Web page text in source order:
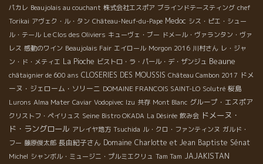
パカレ Beaujolais au couchant 株式会社エスポア ブラインドテースティング chef
Torikai アヴェク・ル・タン Château-Neuf-du-Pape Medoc シス・ピエ・シュー
ル・テール Le Clos des Oliviers キューヴェ・ブー ドメール・ヴァランタン・ヴァ
レス 感動のワイン Beaujolais Fair エイロール Morgon 2016 川村さん レ・ジャ
ン・ド・メティエ La Pioche ビストロ・ラ・パール・デ・ザンジュ Beaune
châtaignier de 600 ans CLOSERIES DES MOUSSIS Château Cambon 2017 ドメ
ーヌ・ジェローム・ソリーニ DOMAINE FRANCOIS SAINT-LO Solutré 桜島
Lurons Alma Mater Caviar Vodopivec Izu 共存 Mont Blanc グループ・エスポア
クリストフ・ペイリュス Seine Bistro OKADA La Désirée 飲み会 ドメーヌ・
ド・ラングロール アレイヤ地方 Tsuchida ル・クロ・ファンティンヌ ガルド・
フー 藤原俊太郎 長由紀子さん Domaine Charlotte et Jean Baptiste Sénat
Michel シャンボル・ミュージニ・プルミエクリュ Tam Tam JAJAKISTAN